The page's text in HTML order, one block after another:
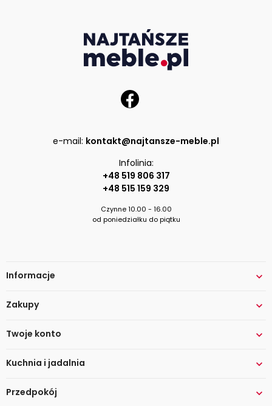
e-mail: kontakt@najtansze-meble.pl
Infolinia:
+48 519 806 317
+48 515 159 329
Czynne 10.00 - 16.00
od poniedziałku do piątku
Informacje 
Zakupy 
Twoje konto 
Kuchnia i jadalnia 
Przedpokój 